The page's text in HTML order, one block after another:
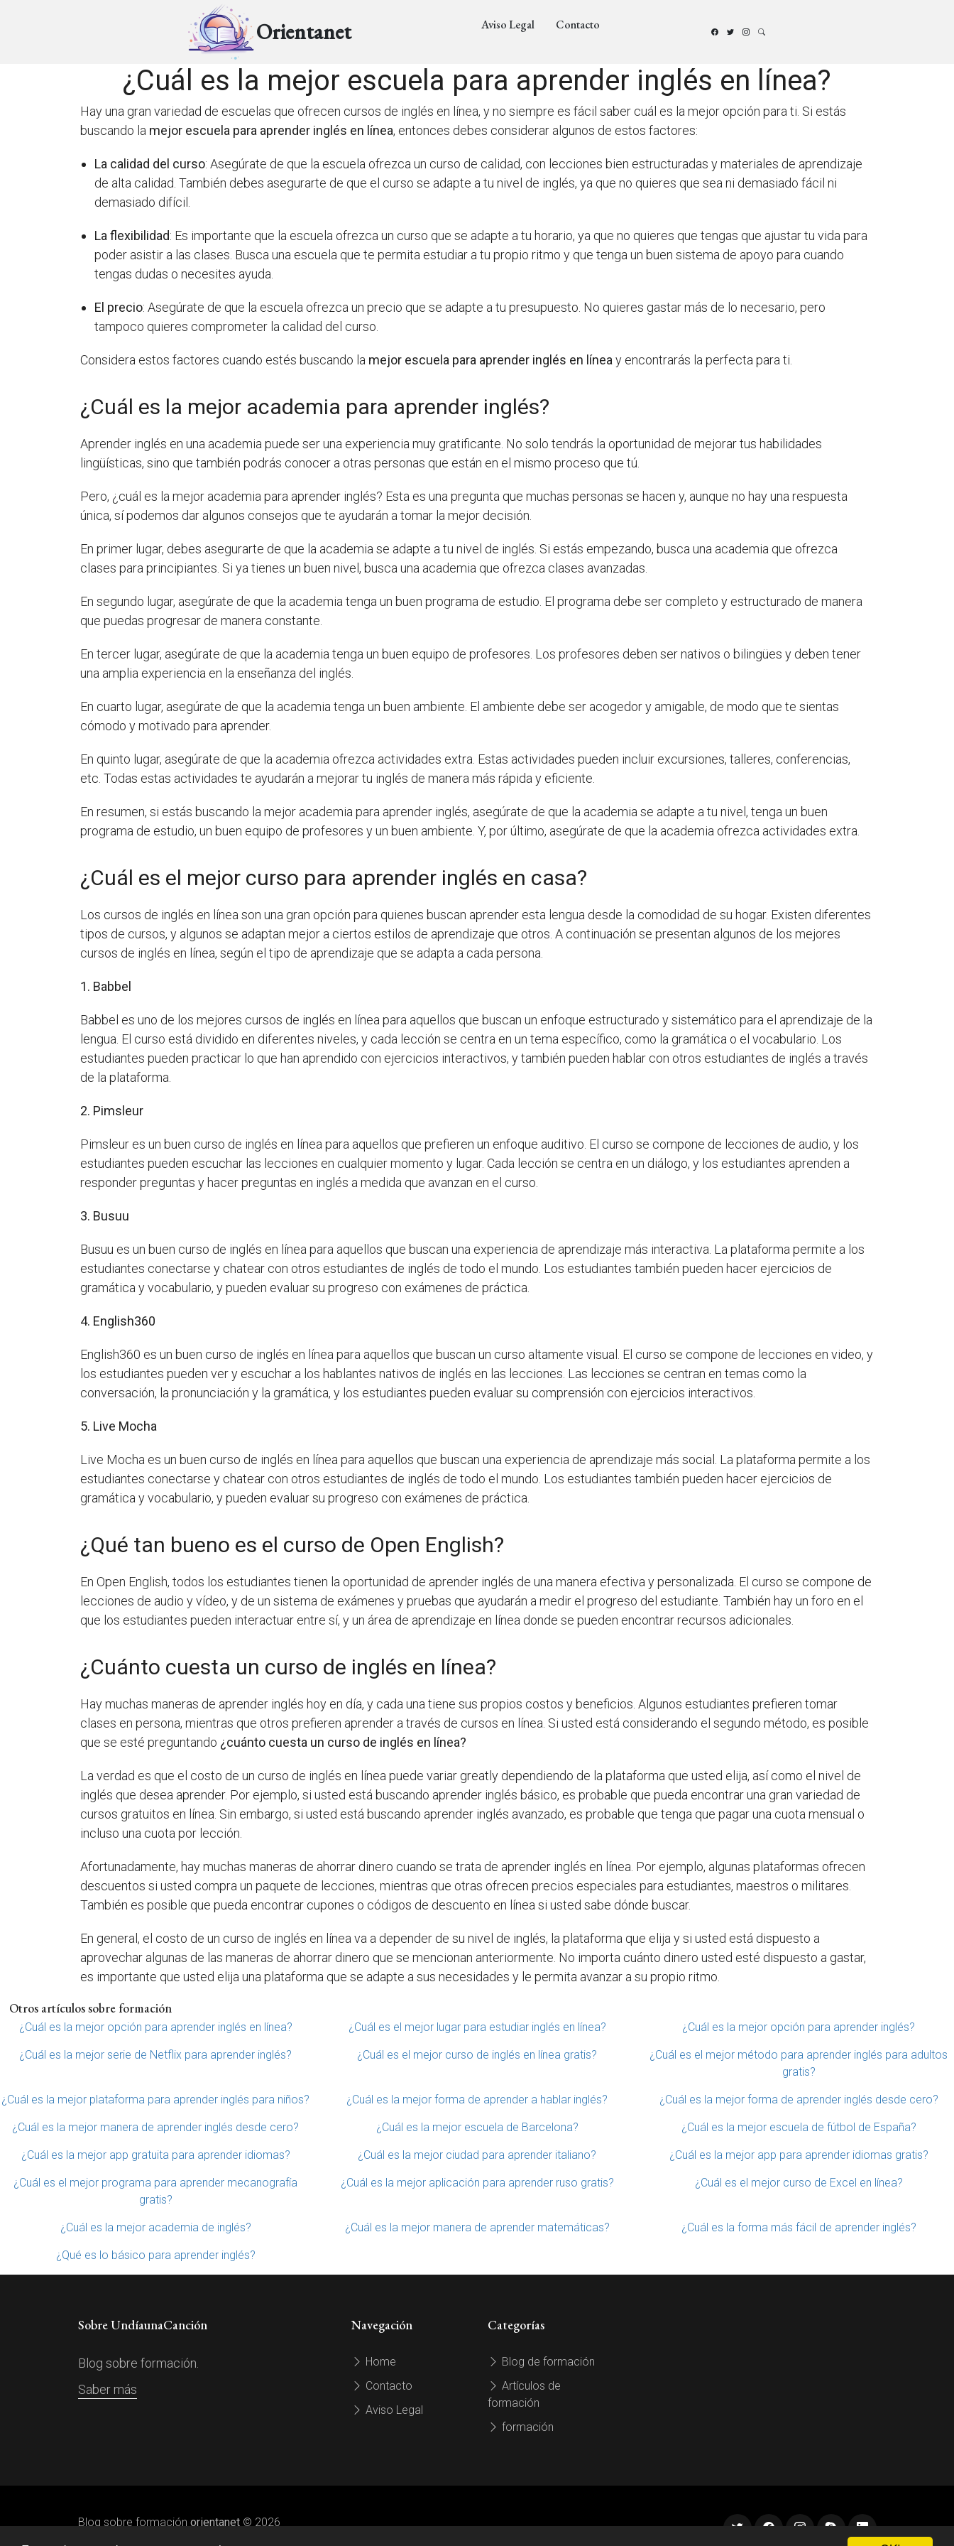
Orientanet Aviso Legal Contacto
¿Cuál es la mejor escuela para aprender inglés en línea?
Hay una gran variedad de escuelas que ofrecen cursos de inglés en línea, y no siempre es fácil saber cuál es la mejor opción para ti. Si estás
buscando la mejor escuela para aprender inglés en línea, entonces debes considerar algunos de estos factores:
La calidad del curso: Asegúrate de que la escuela ofrezca un curso de calidad, con lecciones bien estructuradas y materiales de aprendizaje
de alta calidad. También debes asegurarte de que el curso se adapte a tu nivel de inglés, ya que no quieres que sea ni demasiado fácil ni
demasiado difícil.
La flexibilidad: Es importante que la escuela ofrezca un curso que se adapte a tu horario, ya que no quieres que tengas que ajustar tu vida para
poder asistir a las clases. Busca una escuela que te permita estudiar a tu propio ritmo y que tenga un buen sistema de apoyo para cuando
tengas dudas o necesites ayuda.
El precio: Asegúrate de que la escuela ofrezca un precio que se adapte a tu presupuesto. No quieres gastar más de lo necesario, pero
tampoco quieres comprometer la calidad del curso.
Considera estos factores cuando estés buscando la mejor escuela para aprender inglés en línea y encontrarás la perfecta para ti.
¿Cuál es la mejor academia para aprender inglés?
Aprender inglés en una academia puede ser una experiencia muy gratificante. No solo tendrás la oportunidad de mejorar tus habilidades
lingüísticas, sino que también podrás conocer a otras personas que están en el mismo proceso que tú.
Pero, ¿cuál es la mejor academia para aprender inglés? Esta es una pregunta que muchas personas se hacen y, aunque no hay una respuesta
única, sí podemos dar algunos consejos que te ayudarán a tomar la mejor decisión.
En primer lugar, debes asegurarte de que la academia se adapte a tu nivel de inglés. Si estás empezando, busca una academia que ofrezca
clases para principiantes. Si ya tienes un buen nivel, busca una academia que ofrezca clases avanzadas.
En segundo lugar, asegúrate de que la academia tenga un buen programa de estudio. El programa debe ser completo y estructurado de manera
que puedas progresar de manera constante.
En tercer lugar, asegúrate de que la academia tenga un buen equipo de profesores. Los profesores deben ser nativos o bilingües y deben tener
una amplia experiencia en la enseñanza del inglés.
En cuarto lugar, asegúrate de que la academia tenga un buen ambiente. El ambiente debe ser acogedor y amigable, de modo que te sientas
cómodo y motivado para aprender.
En quinto lugar, asegúrate de que la academia ofrezca actividades extra. Estas actividades pueden incluir excursiones, talleres, conferencias,
etc. Todas estas actividades te ayudarán a mejorar tu inglés de manera más rápida y eficiente.
En resumen, si estás buscando la mejor academia para aprender inglés, asegúrate de que la academia se adapte a tu nivel, tenga un buen
programa de estudio, un buen equipo de profesores y un buen ambiente. Y, por último, asegúrate de que la academia ofrezca actividades extra.
¿Cuál es el mejor curso para aprender inglés en casa?
Los cursos de inglés en línea son una gran opción para quienes buscan aprender esta lengua desde la comodidad de su hogar. Existen diferentes
tipos de cursos, y algunos se adaptan mejor a ciertos estilos de aprendizaje que otros. A continuación se presentan algunos de los mejores
cursos de inglés en línea, según el tipo de aprendizaje que se adapta a cada persona.
1. Babbel
Babbel es uno de los mejores cursos de inglés en línea para aquellos que buscan un enfoque estructurado y sistemático para el aprendizaje de la
lengua. El curso está dividido en diferentes niveles, y cada lección se centra en un tema específico, como la gramática o el vocabulario. Los
estudiantes pueden practicar lo que han aprendido con ejercicios interactivos, y también pueden hablar con otros estudiantes de inglés a través
de la plataforma.
2. Pimsleur
Pimsleur es un buen curso de inglés en línea para aquellos que prefieren un enfoque auditivo. El curso se compone de lecciones de audio, y los
estudiantes pueden escuchar las lecciones en cualquier momento y lugar. Cada lección se centra en un diálogo, y los estudiantes aprenden a
responder preguntas y hacer preguntas en inglés a medida que avanzan en el curso.
3. Busuu
Busuu es un buen curso de inglés en línea para aquellos que buscan una experiencia de aprendizaje más interactiva. La plataforma permite a los
estudiantes conectarse y chatear con otros estudiantes de inglés de todo el mundo. Los estudiantes también pueden hacer ejercicios de
gramática y vocabulario, y pueden evaluar su progreso con exámenes de práctica.
4. English360
English360 es un buen curso de inglés en línea para aquellos que buscan un curso altamente visual. El curso se compone de lecciones en video, y
los estudiantes pueden ver y escuchar a los hablantes nativos de inglés en las lecciones. Las lecciones se centran en temas como la
conversación, la pronunciación y la gramática, y los estudiantes pueden evaluar su comprensión con ejercicios interactivos.
5. Live Mocha
Live Mocha es un buen curso de inglés en línea para aquellos que buscan una experiencia de aprendizaje más social. La plataforma permite a los
estudiantes conectarse y chatear con otros estudiantes de inglés de todo el mundo. Los estudiantes también pueden hacer ejercicios de
gramática y vocabulario, y pueden evaluar su progreso con exámenes de práctica.
¿Qué tan bueno es el curso de Open English?
En Open English, todos los estudiantes tienen la oportunidad de aprender inglés de una manera efectiva y personalizada. El curso se compone de
lecciones de audio y vídeo, y de un sistema de exámenes y pruebas que ayudarán a medir el progreso del estudiante. También hay un foro en el
que los estudiantes pueden interactuar entre sí, y un área de aprendizaje en línea donde se pueden encontrar recursos adicionales.
¿Cuánto cuesta un curso de inglés en línea?
Hay muchas maneras de aprender inglés hoy en día, y cada una tiene sus propios costos y beneficios. Algunos estudiantes prefieren tomar
clases en persona, mientras que otros prefieren aprender a través de cursos en línea. Si usted está considerando el segundo método, es posible
que se esté preguntando ¿cuánto cuesta un curso de inglés en línea?
La verdad es que el costo de un curso de inglés en línea puede variar greatly dependiendo de la plataforma que usted elija, así como el nivel de
inglés que desea aprender. Por ejemplo, si usted está buscando aprender inglés básico, es probable que pueda encontrar una gran variedad de
cursos gratuitos en línea. Sin embargo, si usted está buscando aprender inglés avanzado, es probable que tenga que pagar una cuota mensual o
incluso una cuota por lección.
Afortunadamente, hay muchas maneras de ahorrar dinero cuando se trata de aprender inglés en línea. Por ejemplo, algunas plataformas ofrecen
descuentos si usted compra un paquete de lecciones, mientras que otras ofrecen precios especiales para estudiantes, maestros o militares.
También es posible que pueda encontrar cupones o códigos de descuento en línea si usted sabe dónde buscar.
En general, el costo de un curso de inglés en línea va a depender de su nivel de inglés, la plataforma que elija y si usted está dispuesto a
aprovechar algunas de las maneras de ahorrar dinero que se mencionan anteriormente. No importa cuánto dinero usted esté dispuesto a gastar,
es importante que usted elija una plataforma que se adapte a sus necesidades y le permita avanzar a su propio ritmo.
Otros artículos sobre formación
¿Cuál es la mejor opción para aprender inglés en línea? ¿Cuál es el mejor lugar para estudiar inglés en línea? ¿Cuál es la mejor opción para aprender inglés?
¿Cuál es la mejor serie de Netflix para aprender inglés? ¿Cuál es el mejor curso de inglés en línea gratis?
¿Cuál es el mejor método para aprender inglés para adultos
gratis?
¿Cuál es la mejor plataforma para aprender inglés para niños? ¿Cuál es la mejor forma de aprender a hablar inglés? ¿Cuál es la mejor forma de aprender inglés desde cero?
¿Cuál es la mejor manera de aprender inglés desde cero? ¿Cuál es la mejor escuela de Barcelona? ¿Cuál es la mejor escuela de fútbol de España?
¿Cuál es la mejor app gratuita para aprender idiomas? ¿Cuál es la mejor ciudad para aprender italiano? ¿Cuál es la mejor app para aprender idiomas gratis?
¿Cuál es el mejor programa para aprender mecanografía
gratis?
¿Cuál es la mejor aplicación para aprender ruso gratis? ¿Cuál es el mejor curso de Excel en línea?
¿Cuál es la mejor academia de inglés? ¿Cuál es la mejor manera de aprender matemáticas? ¿Cuál es la forma más fácil de aprender inglés?
¿Qué es lo básico para aprender inglés?
Sobre UndíaunaCanción
Blog sobre formación.
Saber más
Navegación
Home
Contacto
Aviso Legal
Categorías
Blog de formación
Artículos de
formación
formación
Blog sobre formación orientanet© 2026